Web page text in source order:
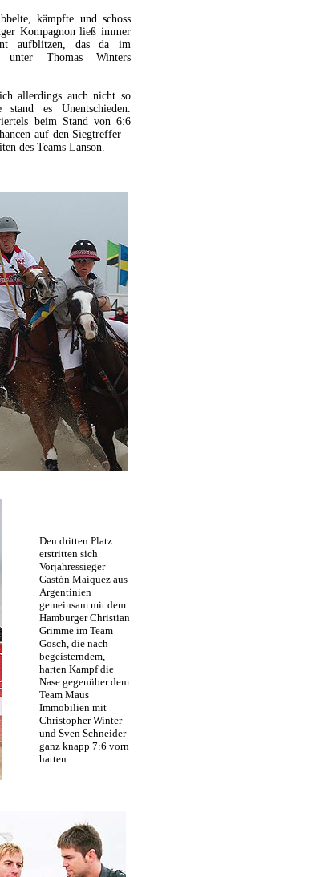
kämpfte und schoss
Kompagnon ließ immer
aufblitzen, das da im
unter Thomas Winters
allerdings auch nicht so
stand es Unentschieden.
beim Stand von 6:6
auf den Siegtreffer –
des Teams Lanson.
Den dritten Platz
erstritten sich
Vorjahressieger
Gastón Maíquez aus
Argentinien
gemeinsam mit dem
Hamburger Christian
Grimme im Team
Gosch, die nach
begeisterndem,
harten Kampf die
Nase gegenüber dem
Team Maus
Immobilien mit
Christopher Winter
und Sven Schneider
ganz knapp 7:6 vorn
hatten.